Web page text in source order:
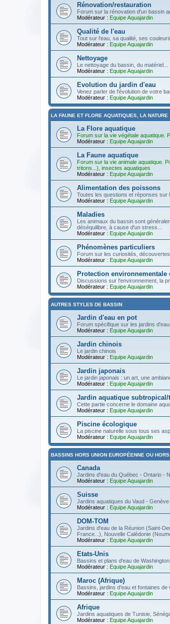
Rénovation/restauration
Forum sur la rénovation d'un bassin
Modérateur : Equipe Aquajardin
Qualité de l'eau
Tout sur l'eau, sa qualité, ses
Modérateur : Equipe Aquajardin
Nettoyage
Le nettoyage du bassin, du matériel...
Modérateur : Equipe Aquajardin
Evolution du jardin d'eau
Venez parler de l'évolution de votre
Modérateur : Equipe Aquajardin
LA FAUNE ET FLORE AQUATIQUES, LA NATURE
La Flore aquatique
Forum sur la vie végétale aquatique.
Modérateur : Equipe Aquajardin
La Faune aquatique
Forum sur la vie animale aquatique.
tritons...), insectes aquatiques
Modérateur : Equipe Aquajardin
Alimentation des poissons
Toutes les questions et réponses sur
Modérateur : Equipe Aquajardin
Maladies
Les animaux du bassin sont
déséquilibre, à cause d'un stress...
Modérateur : Equipe Aquajardin
Phénomènes particuliers
Forum sur les curiosités,
Modérateur : Equipe Aquajardin
Protection environnementale
Discussions sur l'environnement, la
Modérateur : Equipe Aquajardin
AUTRES STYLES DE BASSIN
Jardin d'eau en pot
Forum spécifique sur les jardins d'eau
Modérateur : Equipe Aquajardin
Jardin chinois
Le jardin chinois
Modérateur : Equipe Aquajardin
Jardin japonais
Le jardin japonais : un art, une
Modérateur : Equipe Aquajardin
Jardin aquatique
Cette partie concerne le domaine
Modérateur : Equipe Aquajardin
Piscine écologique
La piscine naturelle sous tous ses
Modérateur : Equipe Aquajardin
BASSINS HORS UNION EUROPÉENNE OU
Canada
Jardins d'eau du Québec - Ontario -
Modérateur : Equipe Aquajardin
Suisse
Jardins aquatiques du Vaud -
Modérateur : Equipe Aquajardin
DOM-TOM
Jardins d'eau de la Réunion (Saint-
France...), Nouvelle Calédonie
Modérateur : Equipe Aquajardin
Etats-Unis
Bassins et plans d'eau de
Modérateur : Equipe Aquajardin
Maroc (Afrique)
Bassins, jardins d'eau et fontaines de
Modérateur : Equipe Aquajardin
Afrique
Jardins aquatiques de Tunisie,
Modérateur : Equipe Aquajardin